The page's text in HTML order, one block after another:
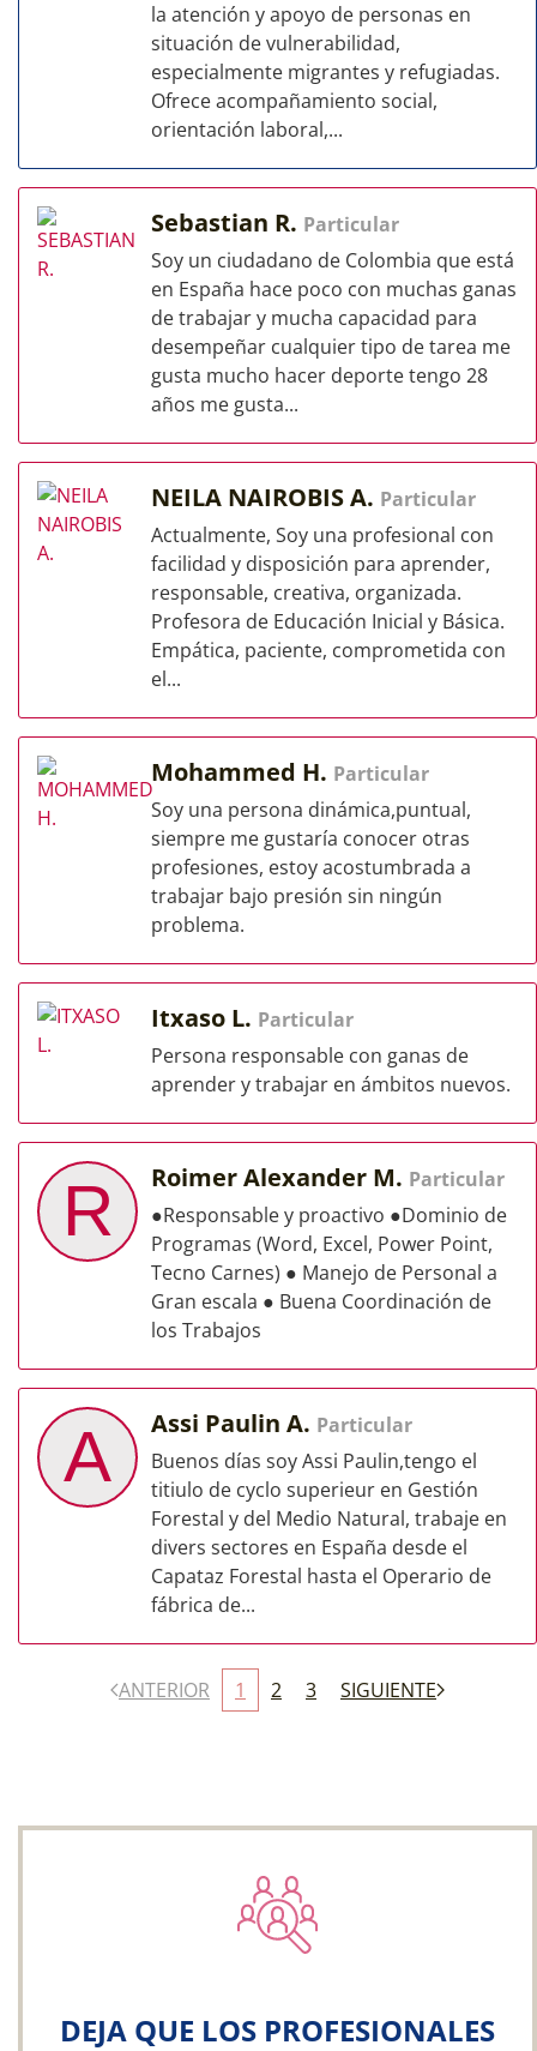
la atención y apoyo de personas en
situación de vulnerabilidad,
especialmente migrantes y refugiadas.
Ofrece acompañamiento social,
orientación laboral,...
Sebastian R. Particular
Soy un ciudadano de Colombia que está
en España hace poco con muchas ganas
de trabajar y mucha capacidad para
desempeñar cualquier tipo de tarea me
gusta mucho hacer deporte tengo 28
años me gusta...
NEILA NAIROBIS A. Particular
Actualmente, Soy una profesional con
facilidad y disposición para aprender,
responsable, creativa, organizada.
Profesora de Educación Inicial y Básica.
Empática, paciente, comprometida con
el...
Mohammed H. Particular
Soy una persona dinámica,puntual,
siempre me gustaría conocer otras
profesiones, estoy acostumbrada a
trabajar bajo presión sin ningún
problema.
Itxaso L. Particular
Persona responsable con ganas de
aprender y trabajar en ámbitos nuevos.
R Roimer Alexander M. Particular
●Responsable y proactivo ●Dominio de
Programas (Word, Excel, Power Point,
Tecno Carnes) ● Manejo de Personal a
Gran escala ● Buena Coordinación de
los Trabajos
A Assi Paulin A. Particular
Buenos días soy Assi Paulin,tengo el
titiulo de cyclo superieur en Gestión
Forestal y del Medio Natural, trabaje en
divers sectores en España desde el
Capataz Forestal hasta el Operario de
fábrica de...
ANTERIOR 1 2 3 SIGUIENTE
DEJA QUE LOS PROFESIONALES